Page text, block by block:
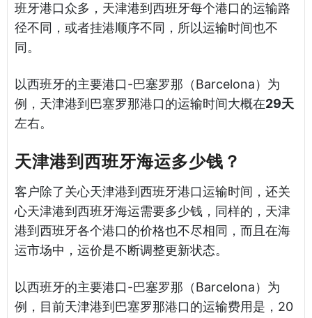
班牙港口众多，天津港到西班牙每个港口的运输路
径不同，或者挂港顺序不同，所以运输时间也不
同。
以西班牙的主要港口-巴塞罗那（Barcelona）为
例，天津港到巴塞罗那港口的运输时间大概在29天
左右。
天津港到西班牙海运多少钱？
客户除了关心天津港到西班牙港口运输时间，还关
心天津港到西班牙海运需要多少钱，同样的，天津
港到西班牙各个港口的价格也不尽相同，而且在海
运市场中，运价是不断调整更新状态。
以西班牙的主要港口-巴塞罗那（Barcelona）为
例，目前天津港到巴塞罗那港口的运输费用是，20